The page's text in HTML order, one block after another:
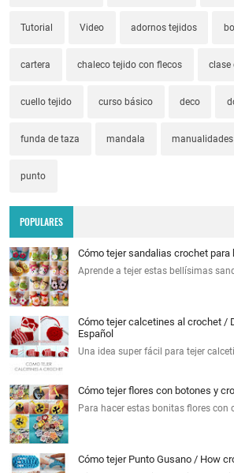
Tutorial Video adornos tejidos
cartera chaleco tejido con flecos clase
cuello tejido curso básico deco
funda de taza mandala manualidades
punto
POPULARES
Cómo tejer sandalias crochet para
Aprende a tejer estas bellísimas
Cómo tejer calcetines al crochet /
Español
Una idea super fácil para tejer
Cómo tejer flores con botones y
Para hacer estas bonitas flores con
Cómo tejer Punto Gusano / How